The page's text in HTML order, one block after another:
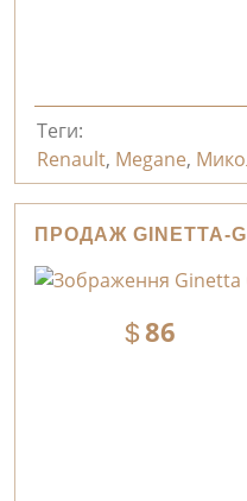
Теги:
Renault, Megane,
ПРОДАЖ GINETTA-
86